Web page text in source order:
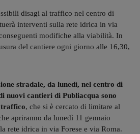
disagi al traffico nel centro di
interventi sulla rete idrica in via
modifiche alla viabilità. In
del cantiere ogni giorno alle 16,30,
stradale, da lunedì, nel centro di
nuovi cantieri di Publiacqua sono
, che si è cercato di limitare al
apriranno da lunedì 11 gennaio
rete idrica in via Forese e via Roma.